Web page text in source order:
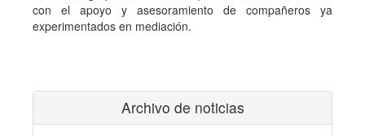
con el apoyo y asesoramiento de compañeros ya
experimentados en mediación.
Archivo de noticias